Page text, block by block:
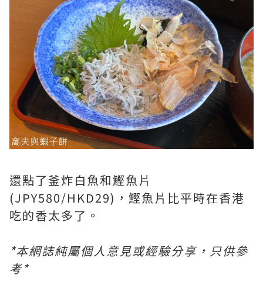
還點了釜炸白魚和鰹魚片
(JPY580/HKD29)，鰹魚片比平時在香港
吃的香太多了。
*本網誌純屬個人意見或經驗分享，只供參
考*